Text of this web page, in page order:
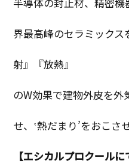
界最高峰のセラミック
射』『放熱』
のW効果で建物外皮を外
せ、‛熱だまり’をおこさ
【エシカルプロクール